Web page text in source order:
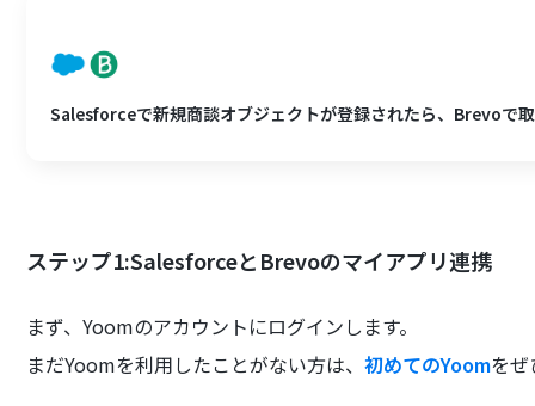
Salesforceで新規商談オブジェクトが登録されたら、Brevoで
ステップ1:SalesforceとBrevoのマイアプリ連携
まず、Yoomのアカウントにログインします。
まだYoomを利用したことがない方は、初めてのYoomを